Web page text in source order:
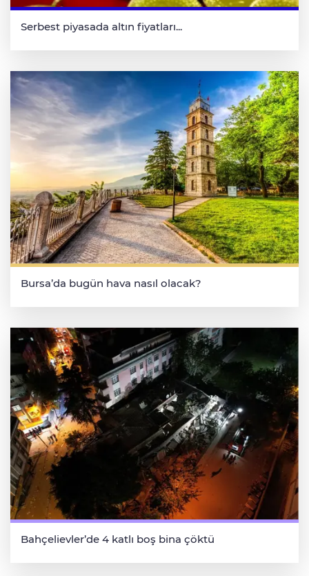
Serbest piyasada altın fiyatları...
Bursa’da bugün hava nasıl olacak?
Bahçelievler’de 4 katlı boş bina çöktü